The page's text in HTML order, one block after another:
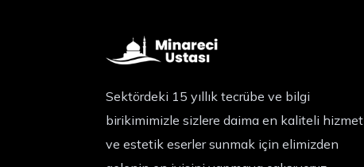
Sektördeki 15 yıllık tecrübe ve bilgi
birikimimizle sizlere daima en kaliteli hizmet
ve estetik eserler sunmak için elimizden